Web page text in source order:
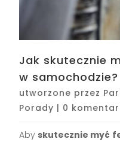
Jak skutecznie
w samochodzie?
utworzone przez
Porady | 0
Aby skutecznie myć